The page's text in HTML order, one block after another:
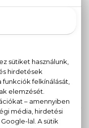
9.670 Ft
100 ml
Ft